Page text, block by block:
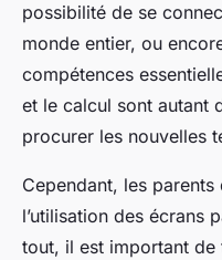
possibilité de se
monde entier, ou
compétences
et le calcul sont autant
procurer les nouvelles
Cependant, les
l’utilisation des écrans
tout, il est important de